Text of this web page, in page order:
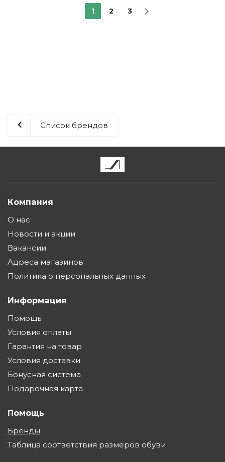
1 2 3
Список брендов
Компания
О нас
Новости и акции
Вакансии
Адреса магазинов
Политика о персональных данных
Информация
Помощь
Условия оплаты
Гарантия на товар
Условия доставки
Бонусная система
Подарочная карта
Помощь
Бренды
Таблица соответствия размеров обуви